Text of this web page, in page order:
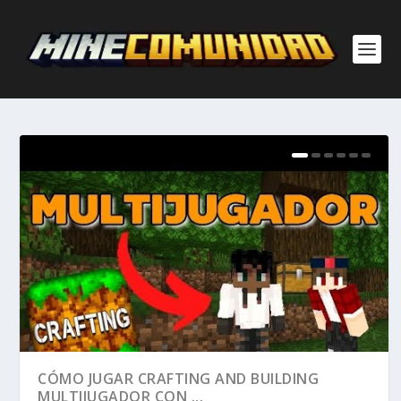
CÓMO JUGAR CRAFTING AND BUILDING
MULTIJUGADOR CON ...